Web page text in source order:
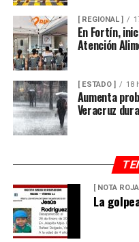
[ REGIONAL ]
En Fortín,
Atención
[ ESTADO ] 18
Aumenta
Veracruz
[ NOTA
La